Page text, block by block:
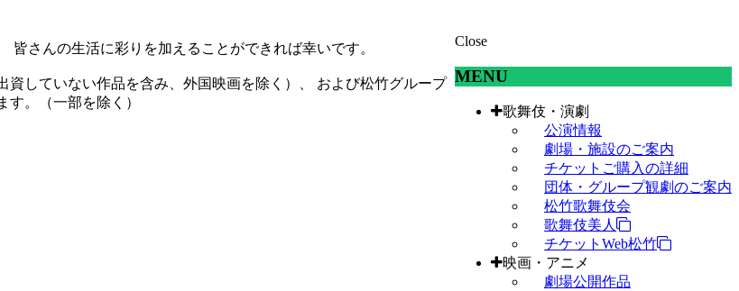
Close
MENU
歌舞伎・演劇
公演情報
劇場・施設のご案内
チケットご購入の詳細
団体・グループ観劇のご案内
松竹歌舞伎会
歌舞伎美人
チケットWeb松竹
映画・アニメ
劇場公開作品
さんの生活に彩りを加えることができれば幸いです。
していない作品を含み、外国映画を除く）、 および松竹グループ
。（一部を除く）